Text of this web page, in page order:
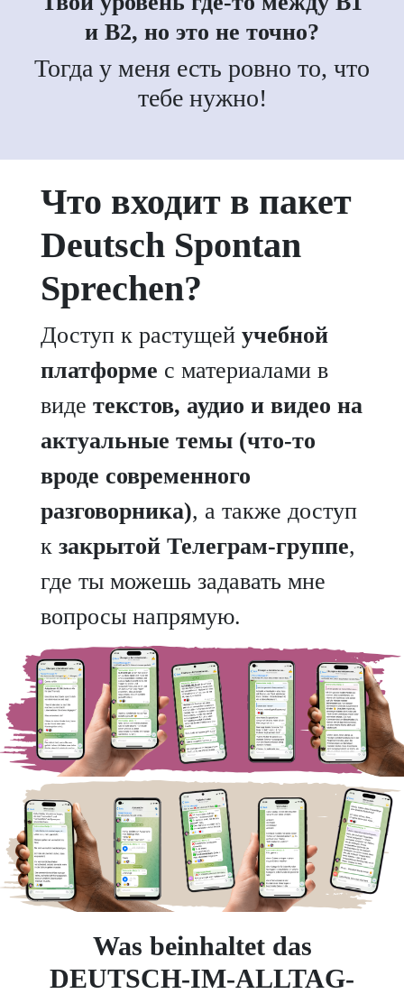
и В2, но это не точно?
Тогда у меня есть ровно то, что
тебе нужно!
Что входит в пакет
Deutsch Spontan
Sprechen?
Доступ к растущей учебной
платформе с материалами в
виде текстов, аудио и видео на
актуальные темы (что-то
вроде современного
разговорника), а также доступ
к закрытой Телеграм-группе,
где ты можешь задавать мне
вопросы напрямую.
Was beinhaltet das
DEUTSCH-IM-ALLTAG-